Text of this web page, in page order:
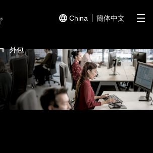
China 簡体中文
外包